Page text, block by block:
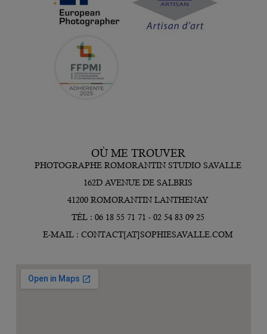
OÙ ME TROUVER
PHOTOGRAPHE ROMORANTIN STUDIO SAVALLE
162D AVENUE DE SALBRIS
41200 ROMORANTIN LANTHENAY
TÉL : 06 18 55 71 71 - 02 54 83 09 25
E-MAIL : CONTACT[AT]SOPHIESAVALLE.COM